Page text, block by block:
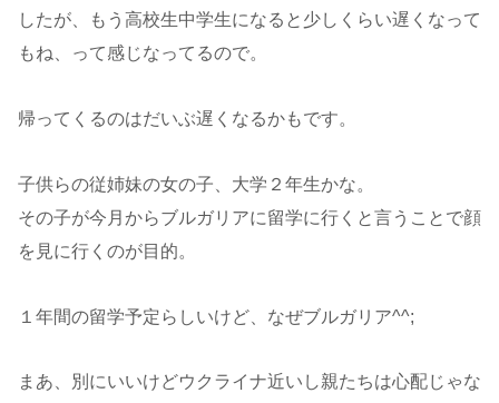
したが、もう高校生中学生になると少しくらい遅くなって
もね、って感じなってるので。
帰ってくるのはだいぶ遅くなるかもです。
子供らの従姉妹の女の子、大学２年生かな。
その子が今月からブルガリアに留学に行くと言うことで顔
を見に行くのが目的。
１年間の留学予定らしいけど、なぜブルガリア^^;
まあ、別にいいけどウクライナ近いし親たちは心配じゃな